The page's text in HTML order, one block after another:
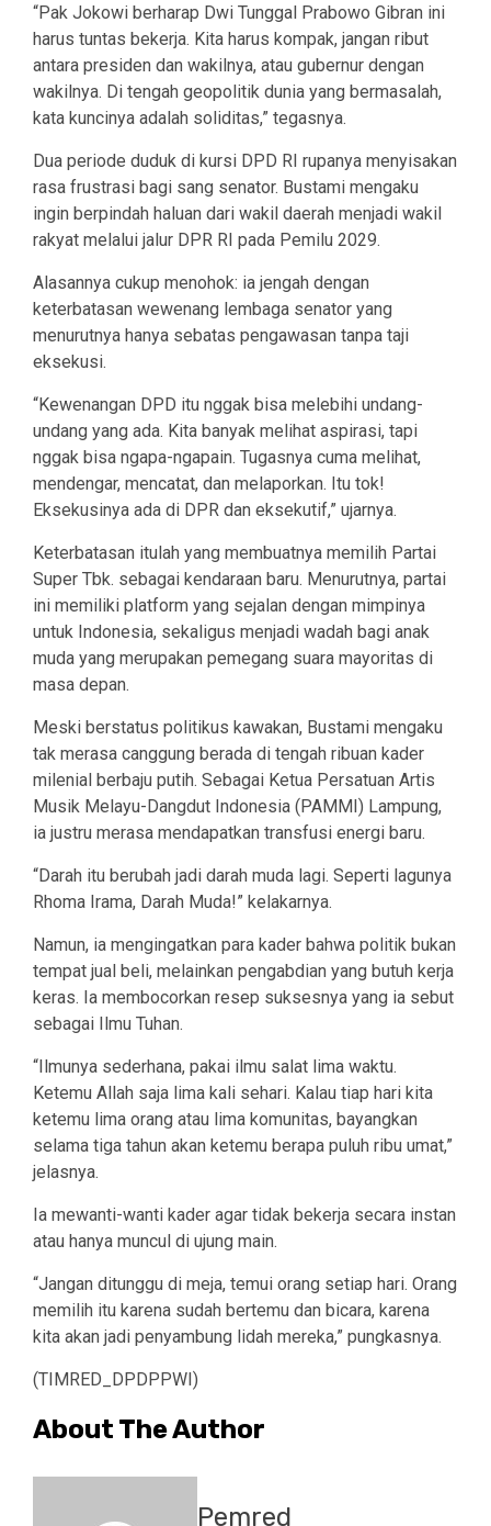
“Pak Jokowi berharap Dwi Tunggal Prabowo Gibran ini
harus tuntas bekerja. Kita harus kompak, jangan ribut
antara presiden dan wakilnya, atau gubernur dengan
wakilnya. Di tengah geopolitik dunia yang bermasalah,
kata kuncinya adalah soliditas,” tegasnya.
Dua periode duduk di kursi DPD RI rupanya menyisakan
rasa frustrasi bagi sang senator. Bustami mengaku
ingin berpindah haluan dari wakil daerah menjadi wakil
rakyat melalui jalur DPR RI pada Pemilu 2029.
Alasannya cukup menohok: ia jengah dengan
keterbatasan wewenang lembaga senator yang
menurutnya hanya sebatas pengawasan tanpa taji
eksekusi.
“Kewenangan DPD itu nggak bisa melebihi undang-
undang yang ada. Kita banyak melihat aspirasi, tapi
nggak bisa ngapa-ngapain. Tugasnya cuma melihat,
mendengar, mencatat, dan melaporkan. Itu tok!
Eksekusinya ada di DPR dan eksekutif,” ujarnya.
Keterbatasan itulah yang membuatnya memilih Partai
Super Tbk. sebagai kendaraan baru. Menurutnya, partai
ini memiliki platform yang sejalan dengan mimpinya
untuk Indonesia, sekaligus menjadi wadah bagi anak
muda yang merupakan pemegang suara mayoritas di
masa depan.
Meski berstatus politikus kawakan, Bustami mengaku
tak merasa canggung berada di tengah ribuan kader
milenial berbaju putih. Sebagai Ketua Persatuan Artis
Musik Melayu-Dangdut Indonesia (PAMMI) Lampung,
ia justru merasa mendapatkan transfusi energi baru.
“Darah itu berubah jadi darah muda lagi. Seperti lagunya
Rhoma Irama, Darah Muda!” kelakarnya.
Namun, ia mengingatkan para kader bahwa politik bukan
tempat jual beli, melainkan pengabdian yang butuh kerja
keras. Ia membocorkan resep suksesnya yang ia sebut
sebagai Ilmu Tuhan.
“Ilmunya sederhana, pakai ilmu salat lima waktu.
Ketemu Allah saja lima kali sehari. Kalau tiap hari kita
ketemu lima orang atau lima komunitas, bayangkan
selama tiga tahun akan ketemu berapa puluh ribu umat,”
jelasnya.
Ia mewanti-wanti kader agar tidak bekerja secara instan
atau hanya muncul di ujung main.
“Jangan ditunggu di meja, temui orang setiap hari. Orang
memilih itu karena sudah bertemu dan bicara, karena
kita akan jadi penyambung lidah mereka,” pungkasnya.
(TIMRED_DPDPPWI)
About The Author
Pemred